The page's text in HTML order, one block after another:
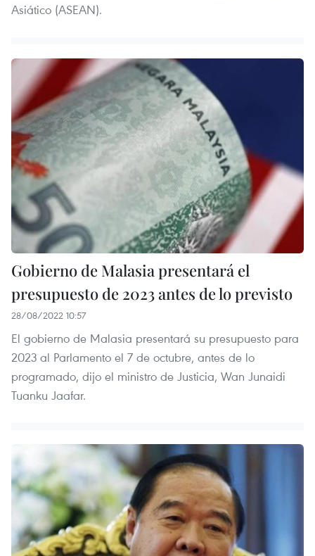
Asiático (ASEAN).
Gobierno de Malasia presentará el
presupuesto de 2023 antes de lo previsto
28/08/2022 10:57
El gobierno de Malasia presentará su presupuesto para
2023 al Parlamento el 7 de octubre, antes de lo
programado, dijo el ministro de Justicia, Wan Junaidi
Tuanku Jaafar.